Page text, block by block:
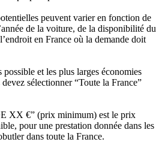
peuvent varier en fonction de
de la voiture, de la disponibilité du
en France où la demande doit
et les plus larges économies
sélectionner “Toute la France”
XX €” (prix minimum) est le prix
pour une prestation donnée dans les
dans toute la France.